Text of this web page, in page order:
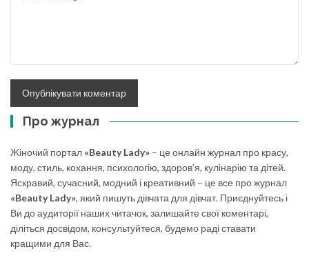
Про журнал
Жіночий портал «Beauty Lady» – це онлайн журнал про красу,
моду, стиль, кохання, психологію, здоров’я, кулінарію та дітей.
Яскравий, сучасний, модний і креативний – це все про журнал
«Beauty Lady», який пишуть дівчата для дівчат. Приєднуйтесь і
Ви до аудиторії наших читачок, залишайте свої коментарі,
діліться досвідом, консультуйтеся, будемо раді ставати
кращими для Вас.